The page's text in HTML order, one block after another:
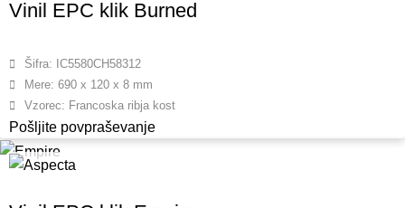
Vinil EPC klik Burned
Šifra: IC5580CH58312
Mere: 690 x 120 x 8 mm
Vzorec: Francoska ribja kost
Pošljite povpraševanje